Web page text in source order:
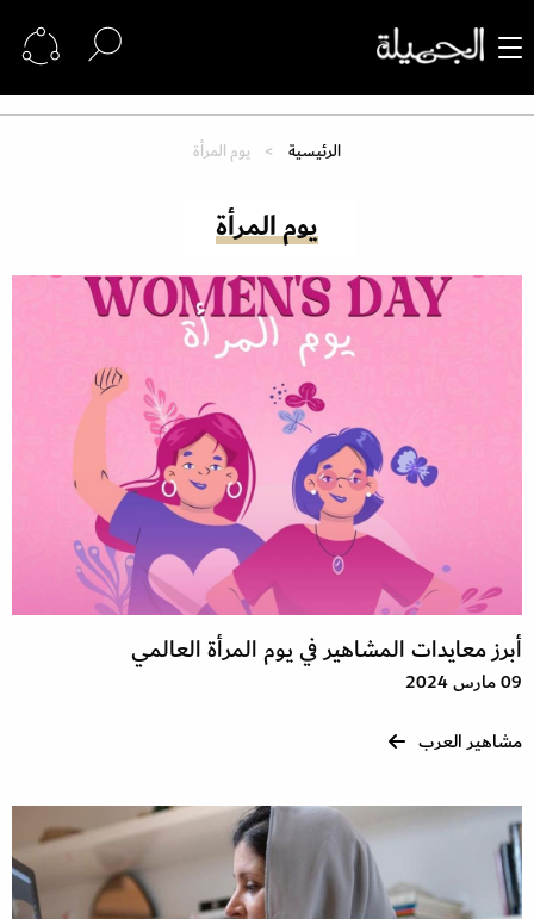
الرئيسية يوم المرأة
يوم المرأة
أبرز معايدات المشاهير في يوم المرأة العالمي
09 مارس 2024
مشاهير العرب